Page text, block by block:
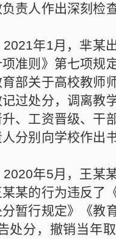
责人作出深刻检
2021年1月，芈某
准则》第七项规
部关于高校教师
过处分，调离教
、工资晋级、干
分别向学校作出
2020年5月，王某
某的行为违反了
暂行规定》《教
处分，撤销当年